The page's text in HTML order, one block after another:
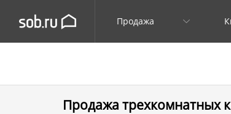
Продажа
Продажа трехкомнатных